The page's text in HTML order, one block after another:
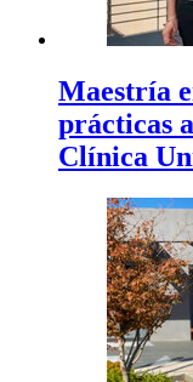
Maestría
prácticas
Clínica